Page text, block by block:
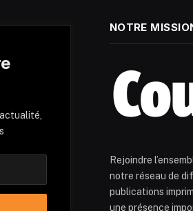
NOTRE
Rejoindre
notre réseau de
publications
une présence